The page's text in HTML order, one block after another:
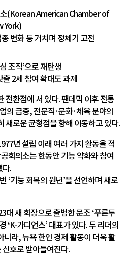
(Korean American Chamber of
York)
변화 등 거치며 정체기 고전
조직’으로 재탄생
2세 참여 확대도 과제
전환점에 서 있다. 팬데믹 이후 전통
의 급증, 전문직·문화·체육 분야의
새로운 균형점을 향해 이동하고 있다.
년 설립 이래 여러 가지 활동을 적
회의소는 한동안 기능 약화와 참여
다.
‘기능 회복의 원년’을 선언하며 새로
대 새 회장으로 출범한 문조 ‘푸른투
‘K-가디언스’ 대표가 있다. 두 리더의
니라, 뉴욕 한인 경제 활동이 더욱 활
호로 받아들여진다.